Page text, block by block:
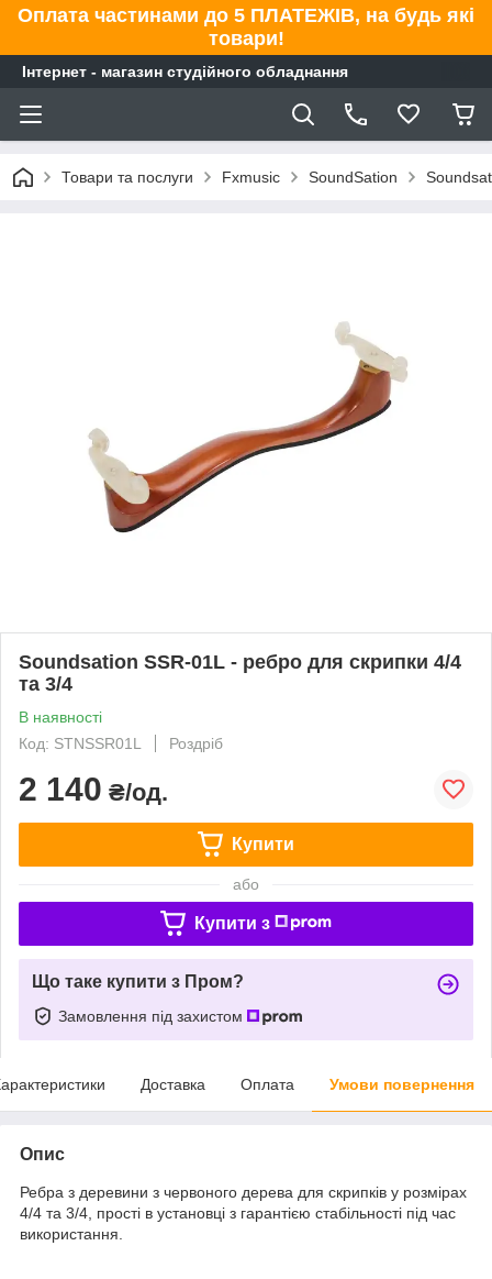
Оплата частинами до 5 ПЛАТЕЖІВ, на будь які
товари!
Інтернет - магазин студійного обладнання
Товари та послуги Fxmusic SoundSation
Soundsation SSR-01L - ребро для скрипки 4/4
та 3/4
В наявності
Код: STNSSR01L
Роздріб
2 140 ₴/од.
Купити
або
Купити з
Що таке купити з Пром?
Замовлення під захистом
Доставка Оплата Умови повернення
Опис
Ребра з деревини з червоного дерева для скрипків у розмірах
4/4 та 3/4, прості в установці з гарантією стабільності під час
використання.